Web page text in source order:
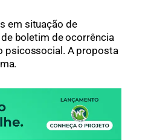
em situação de
boletim de ocorrência
psicossocial. A proposta